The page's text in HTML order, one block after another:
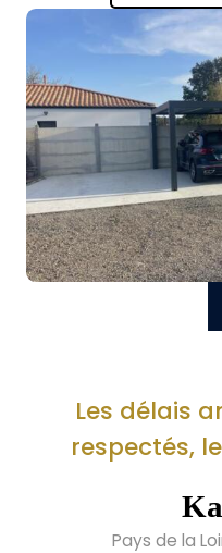
Les délais
respectés,
Pays de la